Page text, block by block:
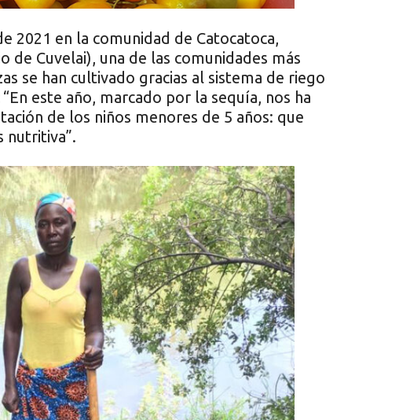
2021 en la comunidad de Catocatoca,
Cuvelai), una de las comunidades más
se han cultivado gracias al sistema de riego
este año, marcado por la sequía, nos ha
de los niños menores de 5 años: que
nutritiva”.